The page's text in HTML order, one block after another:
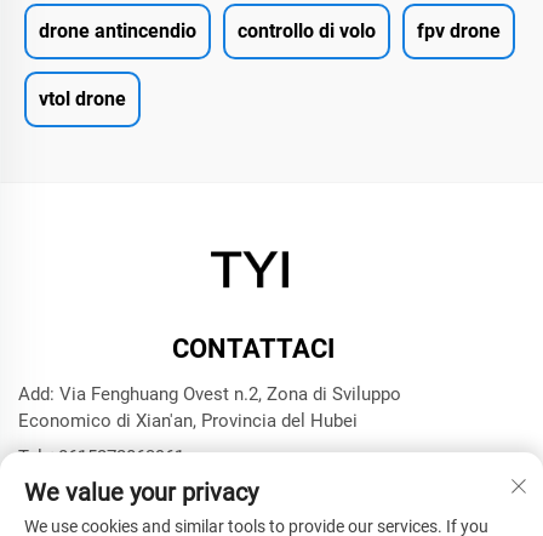
drone antincendio controllo di volo fpv drone
vtol drone
CONTATTACI
Add: Via Fenghuang Ovest n.2, Zona di Sviluppo
Economico di Xian'an, Provincia del Hubei
Tel:+8615272063961
E-mail:[email protected]
We value your privacy
We use cookies and similar tools to provide our services. If you